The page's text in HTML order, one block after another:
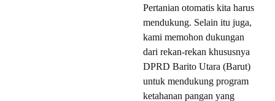
Pertanian otomatis kita harus
mendukung. Selain itu juga,
kami memohon dukungan
dari rekan-rekan khususnya
DPRD Barito Utara (Barut)
untuk mendukung program
ketahanan pangan yang